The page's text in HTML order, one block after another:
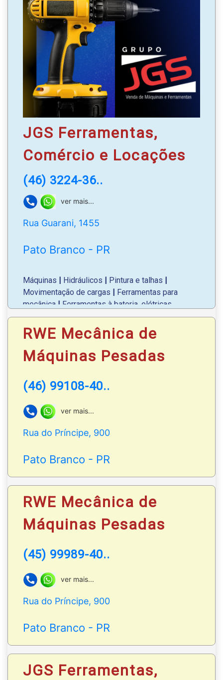
Em frente à Concessionária Jeep.
WhatsApp: (46) 99120-6060
JGS Ferramentas,
Comércio e Locações
(46) 3224-36..
ver mais...
Rua Guarani, 1455
Pato Branco - PR
Máquinas | Hidráulicos | Pintura e talhas |
Movimentação de cargas | Ferramentas para
mecânica | Ferramentas à bateria, elétricas,
pneumáticas;
Manuais para corte| Locações e vendas de
equipamentos para solda;
pallets |Abrasivos|Armários
99916-2929
RWE Mecânica de
Máquinas Pesadas
(46) 99108-40..
ver mais...
Rua do Príncipe, 900
Pato Branco - PR
RWE Mecânica de
Máquinas Pesadas
(45) 99989-40..
ver mais...
Rua do Príncipe, 900
Pato Branco - PR
JGS Ferramentas,